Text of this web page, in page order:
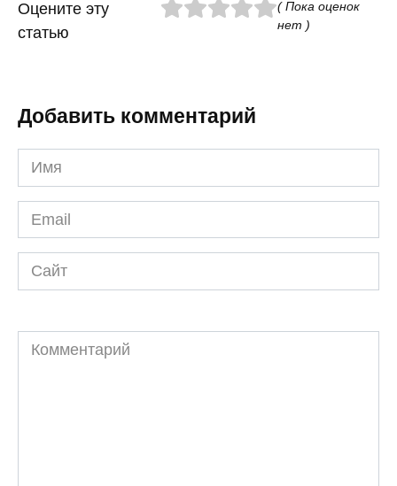
Оцените эту
статью
( Пока оценок
нет )
Добавить комментарий
Имя
*
Email
*
Сайт
Комментарий